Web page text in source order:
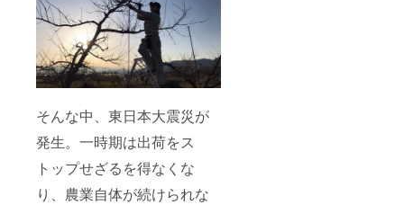
そんな中、東日本大震災が
発生。一時期は出荷をス
トップせざるを得なくな
り、農業自体が続けられな